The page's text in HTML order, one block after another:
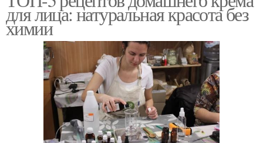
для лица: натуральная красота без
химии